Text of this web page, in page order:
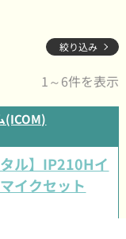
絞り込み
1～6件を表示
(ICOM)
タル】IP210Hイ
イクセット